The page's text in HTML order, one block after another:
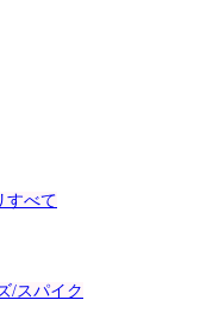
すべて
/スパイク